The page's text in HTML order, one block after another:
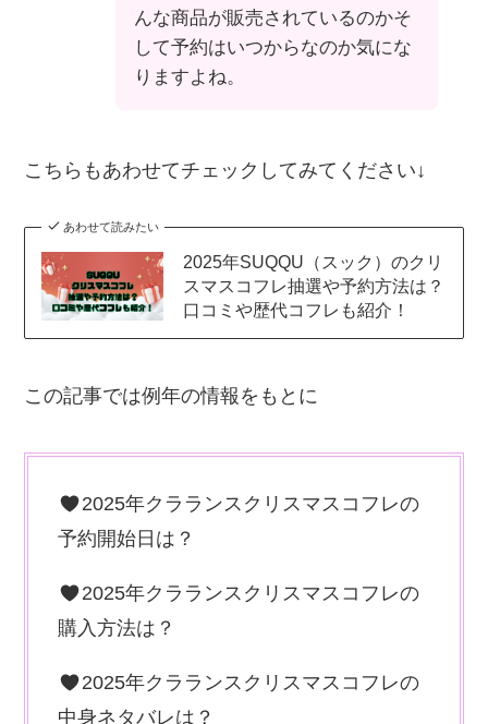
んな商品が販売されているのかそ
して予約はいつからなのか気にな
りますよね。
こちらもあわせてチェックしてみてください↓
あわせて読みたい
2025年SUQQU（スック）のクリ
スマスコフレ抽選や予約方法は？
口コミや歴代コフレも紹介！
この記事では例年の情報をもとに
2025年クラランスクリスマスコフレの
予約開始日は？
2025年クラランスクリスマスコフレの
購入方法は？
2025年クラランスクリスマスコフレの
中身ネタバレは？